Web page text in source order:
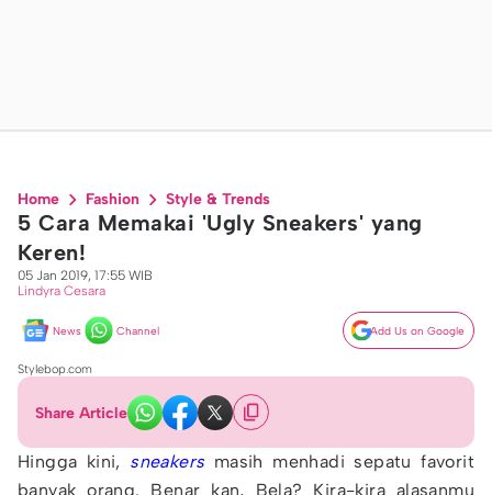
Home Fashion Style & Trends
5 Cara Memakai 'Ugly Sneakers' yang
Keren!
05 Jan 2019, 17:55 WIB
Lindyra Cesara
News Channel Add Us on Google
Stylebop.com
Share Article
Hingga kini, sneakers masih menhadi sepatu favorit
banyak orang. Benar kan, Bela? Kira-kira alasanmu